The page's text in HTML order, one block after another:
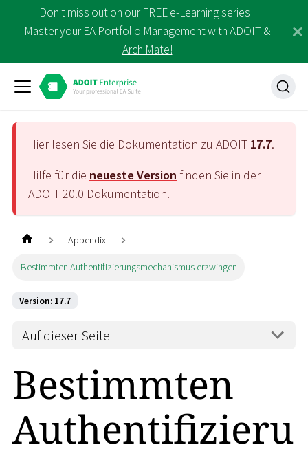
Don't miss out on our FREE e-Learning series |
Master your EA Portfolio Management with ADOIT &
ArchiMate!
Hier lesen Sie die Dokumentation zu ADOIT 17.7.
Hilfe für die neueste Version finden Sie in der
ADOIT20.0 Dokumentation.
Appendix
Bestimmten Authentifizierungsmechanismus erzwingen
Version: 17.7
Auf dieser Seite
Bestimmten
Authentifizieru